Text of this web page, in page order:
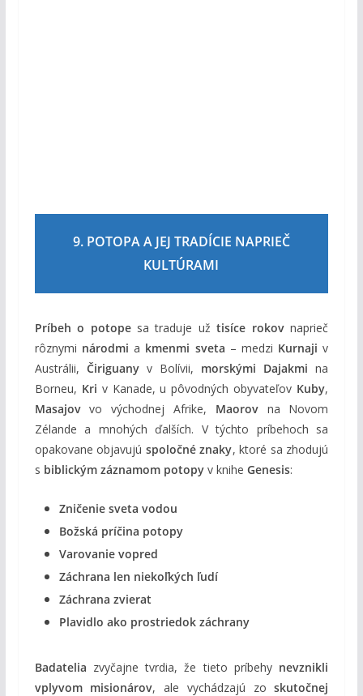
9. POTOPA A JEJ TRADÍCIE NAPRIEČ
KULTÚRAMI
Príbeh o potopesa traduje užtisíce rokovnaprieč
rôznymi národmi a kmenmi sveta – medzi Kurnaji v
Austrálii, Čiriguanyv Bolívii, morskými Dajakmi na
Borneu, Kri v Kanade, u pôvodných obyvateľov Kuby,
Masajovvo východnej Afrike, Maorovna Novom
Zélande a mnohých ďalších. V týchto príbehoch sa
opakovane objavujú spoločné znaky, ktoré sa zhodujú
s biblickým záznamom potopyv knihe Genesis:
Zničenie sveta vodou
Božská príčina potopy
Varovanie vopred
Záchrana len niekoľkých ľudí
Záchrana zvierat
Plavidlo ako prostriedok záchrany
Badatelia zvyčajne tvrdia, že tieto príbehy nevznikli
vplyvom misionárov, ale vychádzajú zoskutočnej